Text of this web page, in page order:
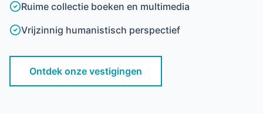
Ruime collectie boeken en multimedia
Vrijzinnig humanistisch perspectief
Ontdek onze vestigingen